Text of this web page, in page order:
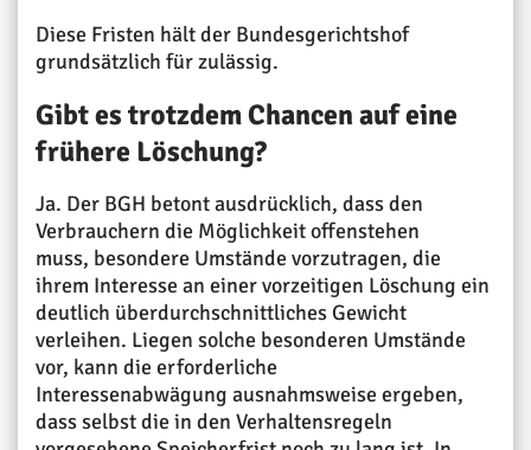
Diese Fristen hält der Bundesgerichtshof
grundsätzlich für zulässig.
Gibt es trotzdem Chancen auf eine
frühere Löschung?
Ja. Der BGH betont ausdrücklich, dass den
Verbrauchern die Möglichkeit offenstehen
muss, besondere Umstände vorzutragen, die
ihrem Interesse an einer vorzeitigen Löschung ein
deutlich überdurchschnittliches Gewicht
verleihen. Liegen solche besonderen Umstände
vor, kann die erforderliche
Interessenabwägung ausnahmsweise ergeben,
dass selbst die in den Verhaltensregeln